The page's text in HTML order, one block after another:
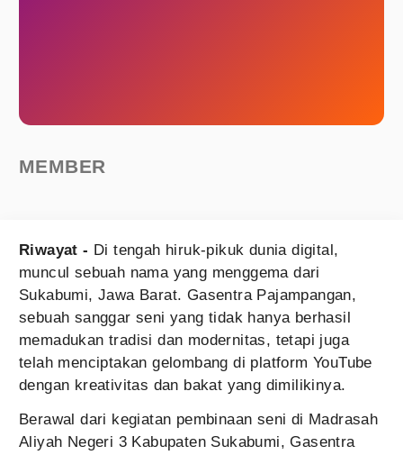
MEMBER
Riwayat - Di tengah hiruk-pikuk dunia digital,
muncul sebuah nama yang menggema dari
Sukabumi, Jawa Barat. Gasentra Pajampangan,
sebuah sanggar seni yang tidak hanya berhasil
memadukan tradisi dan modernitas, tetapi juga
telah menciptakan gelombang di platform YouTube
dengan kreativitas dan bakat yang dimilikinya.
Berawal dari kegiatan pembinaan seni di Madrasah
Aliyah Negeri 3 Kabupaten Sukabumi, Gasentra